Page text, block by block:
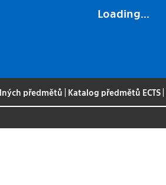
Loading...
předmětů Katalog předmětů ECTS